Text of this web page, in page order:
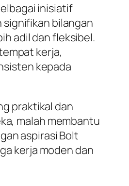
inisiatif
bilangan
adil dan fleksibel.
kerja,
kepada
praktikal dan
malah membantu
aspirasi Bolt
kerja moden dan